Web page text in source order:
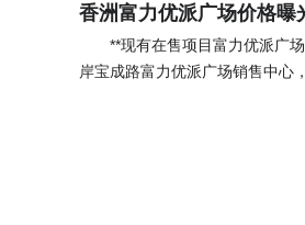
户型该户型建面约10㎡，居室为
大，是停车库、停车场的首选
好的采光、通风、较短的归家活
香洲富力优派广场价格曝
**现有在售项目富力优派广场
岸宝成路富力优派广场销售中心